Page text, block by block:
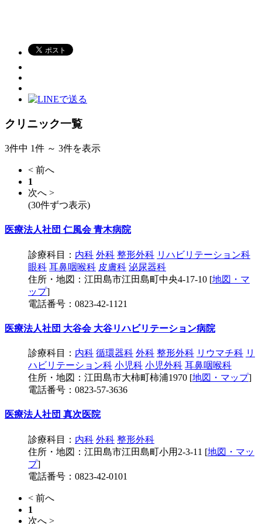
クリニック一覧
3件中 1件 ～ 3件を表示
< 前へ
1
次へ >
(30件ずつ表示)
医療法人社団 仁風会 青木病院
診療科目： 内科 外科 整形外科 リハビリテーション科
眼科 耳鼻咽喉科 皮膚科 泌尿器科
住所・地図：江田島市江田島町中央4-17-10 [地図・マ
ップ]
電話番号：0823-42-1121
医療法人社団 大谷会 大谷リハビリテーション病院
診療科目： 内科 循環器科 外科 整形外科 リウマチ科 リ
ハビリテーション科 小児科 小児外科 耳鼻咽喉科
住所・地図：江田島市大柿町柿浦1970 [地図・マップ]
電話番号：0823-57-3636
医療法人社団 真次医院
診療科目： 内科 外科 整形外科
住所・地図：江田島市江田島町小用2-3-11 [地図・マッ
プ]
電話番号：0823-42-0101
< 前へ
1
次へ >